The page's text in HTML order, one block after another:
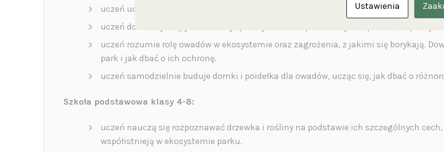
uczeń uczy się rozpoznawać różne gatunki drzew, poznają ich charakterystyczne
uczeń dowiaduje się, jakie funkcje pełniły dworskie parki: miejsce spotkań,
uczeń rozumie rolę owadów w ekosystemie oraz zagrożenia, z jakimi się borykają.
park i jak dbać o ich ochronę.
uczeń samodzielnie buduje domki i poidełka dla owadów, ucząc się, jak dbać o
Szkoła podstawowa klasy 4-8:
uczeń nauczą się rozpoznawać drzewka i rośliny na podstawie ich szczególnych
współistnieją w ekosystemie parku.
Ustawienia